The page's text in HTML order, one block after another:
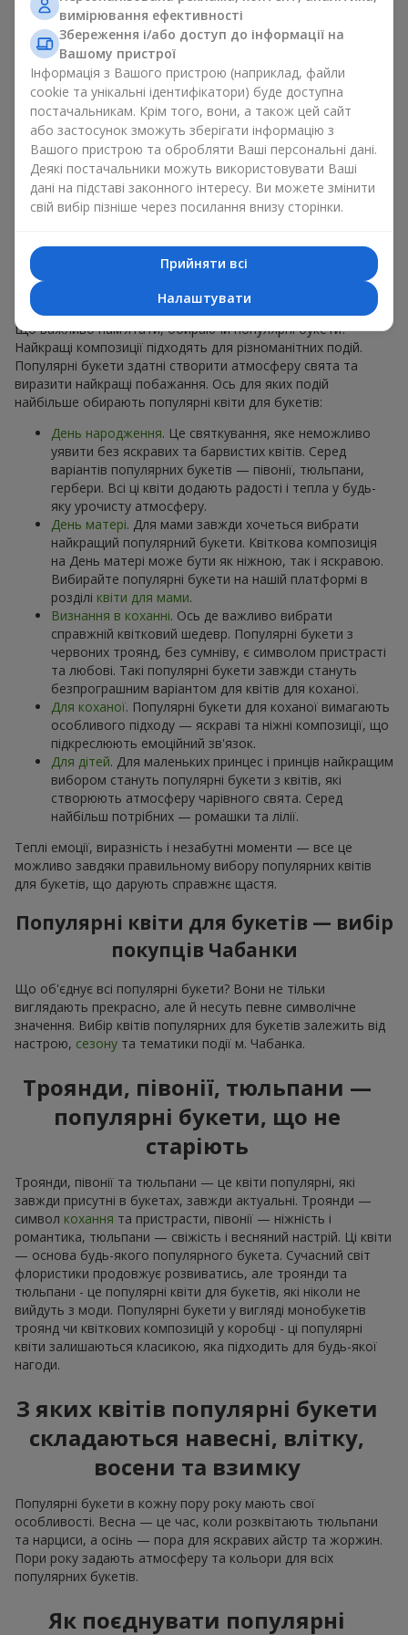
для будь-якого віку і статі, а їх склад можна
адаптувати під будь-який захід.
Масові квіткові уподобання. Півонії, тюльпани,
ромашки — популярні букети, що залишаються
привабливими для покупців. Вони не тільки мають
чудовий вигляд. Такі популярні букети відображають
атмосферу свіжості та природної краси.
Популярні квіти для букетів часто змінюються залежно від
пори року, але ці класичні популярні букети завжди
залишаються в списку тих що мають найбільший попит.
Якщо ви хочете бути впевненими у своєму виборі,
звертайтесь до цих перевірених часом популярних квітів.
Для яких подій в м. Чабанка
обирають популярні букети
Що важливо пам’ятати, обираючи популярні букети?
Найкращі композиції підходять для різноманітних подій.
Популярні букети здатні створити атмосферу свята та
виразити найкращі побажання. Ось для яких подій
найбільше обирають популярні квіти для букетів:
День народження. Це святкування, яке неможливо
уявити без яскравих та барвистих квітів. Серед
варіантів популярних букетів — півонії, тюльпани,
гербери. Всі ці квіти додають радості і тепла у будь-
яку урочисту атмосферу.
День матері. Для мами завжди хочеться вибрати
найкращий популярний букети. Квіткова композиція
на День матері може бути як ніжною, так і яскравою.
Вибирайте популярні букети на нашій платформі в
розділі квіти для мами.
Визнання в коханні. Ось де важливо вибрати
справжній квітковий шедевр. Популярні букети з
червоних троянд, без сумніву, є символом пристрасті
та любові. Такі популярні букети завжди стануть
безпрограшним варіантом для квітів для коханої.
Для коханої. Популярні букети для коханої вимагають
особливого підходу — яскраві та ніжні композиції, що
підкреслюють емоційний зв'язок.
Для дітей. Для маленьких принцес і принців найкращим
вибором стануть популярні букети з квітів, які
створюють атмосферу чарівного свята. Серед
найбільш потрібних — ромашки та лілії.
Теплі емоції, виразність і незабутні моменти — все це
можливо завдяки правильному вибору популярних квітів
для букетів, що дарують справжнє щастя.
Популярні квіти для букетів — вибір
покупців Чабанки
Що об'єднує всі популярні букети? Вони не тільки
виглядають прекрасно, але й несуть певне символічне
значення. Вибір квітів популярних для букетів залежить від
настрою, сезону та тематики події м. Чабанка.
Троянди, півонії, тюльпани —
популярні букети, що не
старіють
Троянди, півонії та тюльпани — це квіти популярні, які
завжди присутні в букетах, завжди актуальні. Троянди —
символ кохання та пристрасти, півонії — ніжність і
романтика, тюльпани — свіжість і весняний настрій. Ці квіти
— основа будь-якого популярного букета. Сучасний світ
флористики продовжує розвиватись, але троянди та
тюльпани - це популярні квіти для букетів, які ніколи не
вийдуть з моди. Популярні букети у вигляді монобукетів
троянд чи квіткових композицій у коробці - ці популярні
квіти залишаються класикою, яка підходить для будь-якої
нагоди.
З яких квітів популярні букети
складаються навесні, влітку,
восени та взимку
Популярні букети в кожну пору року мають свої
особливості. Весна — це час, коли розквітають тюльпани
та нарциси, а осінь — пора для яскравих айстр та жоржин.
Пори року задають атмосферу та кольори для всіх
популярних букетів.
Як поєднувати популярні
вимірювання ефективності
Збереження і/або доступ до інформації на
Вашому пристрої
Інформація з Вашого пристрою (наприклад, файли
cookie та унікальні ідентифікатори) буде доступна
постачальникам. Крім того, вони, а також цей сайт
або застосунок зможуть зберігати інформацію з
Вашого пристрою та обробляти Ваші персональні дані.
Деякі постачальники можуть використовувати Ваші
дані на підставі законного інтересу. Ви можете змінити
свій вибір пізніше через посилання внизу сторінки.
Прийняти всі
Налаштувати